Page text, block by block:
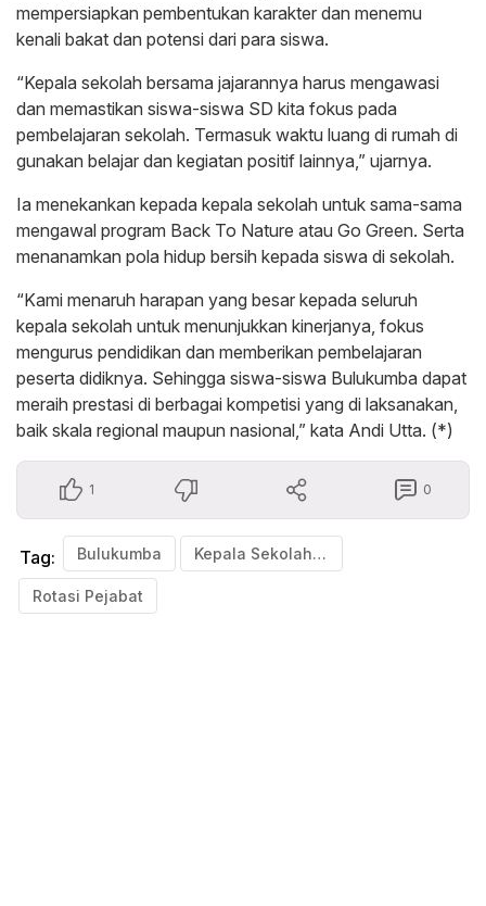
mempersiapkan pembentukan karakter dan menemu
kenali bakat dan potensi dari para siswa.
“Kepala sekolah bersama jajarannya harus mengawasi
dan memastikan siswa-siswa SD kita fokus pada
pembelajaran sekolah. Termasuk waktu luang di rumah di
gunakan belajar dan kegiatan positif lainnya,” ujarnya.
Ia menekankan kepada kepala sekolah untuk sama-sama
mengawal program Back To Nature atau Go Green. Serta
menanamkan pola hidup bersih kepada siswa di sekolah.
“Kami menaruh harapan yang besar kepada seluruh
kepala sekolah untuk menunjukkan kinerjanya, fokus
mengurus pendidikan dan memberikan pembelajaran
peserta didiknya. Sehingga siswa-siswa Bulukumba dapat
meraih prestasi di berbagai kompetisi yang di laksanakan,
baik skala regional maupun nasional,” kata Andi Utta. (*)
1 0
Tag: Bulukumba Kepala Sekolah Dilantik
Rotasi Pejabat